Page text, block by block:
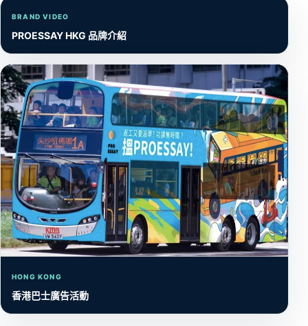
BRAND VIDEO
PROESSAY HKG 品牌介紹
HONG KONG
香港巴士廣告活動